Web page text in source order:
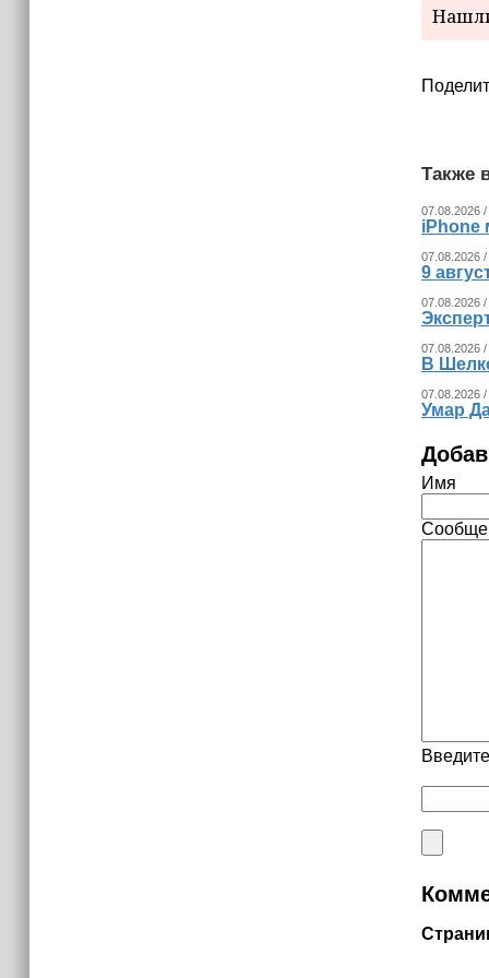
Также
07.08.2026
iPhone
07.08.2026
9
07.08.2026
07.08.2026
В
07.08.2026
Умар
Имя